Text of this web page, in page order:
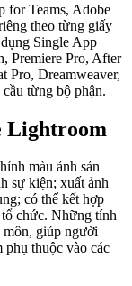
for Teams, Adobe
theo từng giấy
Single App
Premiere Pro, After
Pro, Dreamweaver,
từng bộ phận.
Lightroom
màu ảnh sản
sự kiện; xuất ảnh
có thể kết hợp
chức. Những tính
môn, giúp người
phụ thuộc vào các